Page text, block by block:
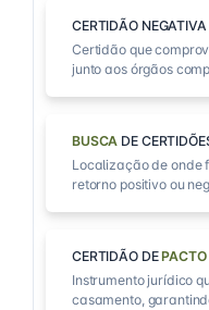
CERTIDÃO
Certidão que
junto aos órgãos
BUSCA DE
Localização de onde
retorno positivo ou
CERTIDÃO DE
Instrumento jurídico
casamento,